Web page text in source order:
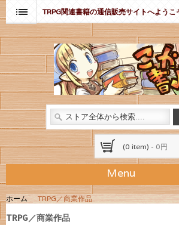
TRPG関連書籍の通信販売サイトへようこ
(0 item) - 0円
Menu
ホーム TRPG／商業作品
TRPG／商業作品